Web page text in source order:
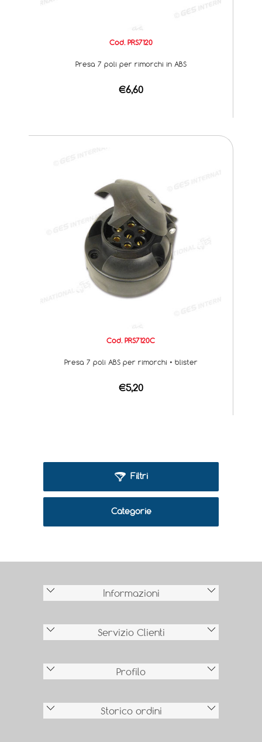
Cod. PRS7120
Presa 7 poli per rimorchi in ABS
€6,60
Cod. PRS7120C
Presa 7 poli ABS per rimorchi • blister
€5,20
Filtri
Categorie
Informazioni
Servizio Clienti
Profilo
Storico ordini